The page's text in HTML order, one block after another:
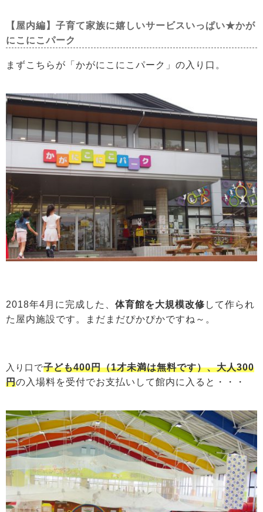
【屋内編】子育て家族に嬉しいサービスいっぱい★かが
にこにこパーク
まずこちらが「かがにこにこパーク」の入り口。
2018年4月に完成した、 体育館を大規模改修 して作られ
た屋内施設です。まだまだぴかぴかですね～。
入り口で子ども400円（1才未満は無料です）、大人300
円の入場料を受付でお支払いして館内に入ると・・・